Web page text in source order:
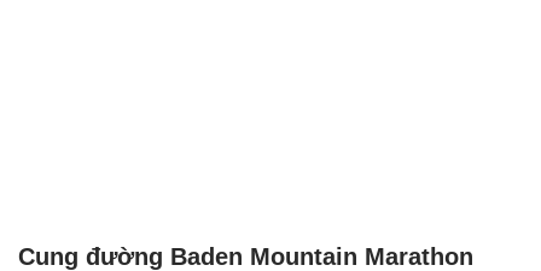
Cung đường Baden Mountain Marathon